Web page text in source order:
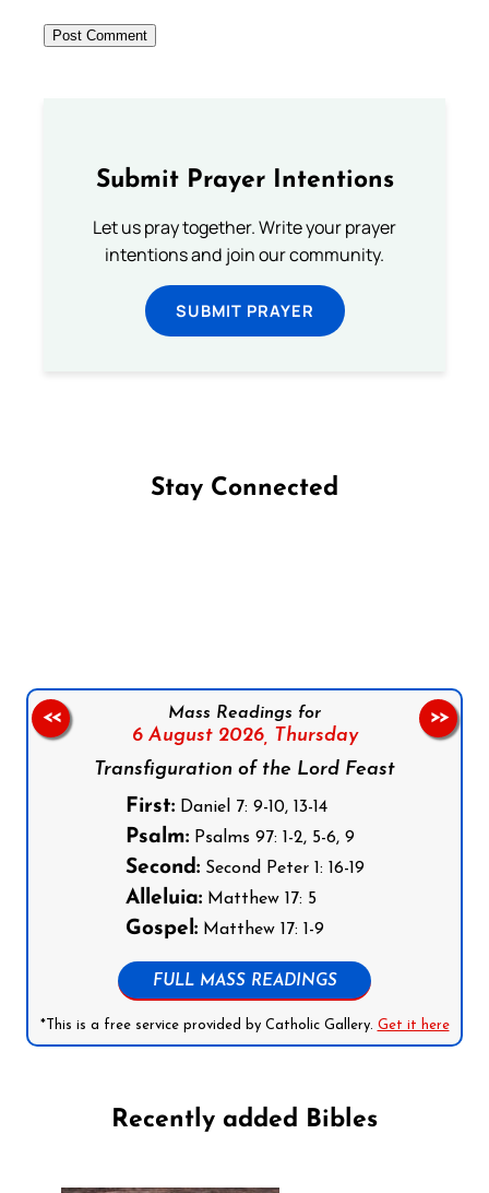
Submit Prayer Intentions
Let us pray together. Write your prayer
intentions and join our community.
SUBMIT PRAYER
Stay Connected
Mass Readings for
6 August 2026, Thursday
Transfiguration of the Lord Feast
First:Daniel 7: 9-10, 13-14
Psalm:Psalms 97: 1-2, 5-6, 9
Second:Second Peter 1: 16-19
Alleluia:Matthew 17: 5
Gospel:Matthew 17: 1-9
FULL MASS READINGS
*This is a free service provided by Catholic Gallery. Get it here
<< >>
Recently added Bibles